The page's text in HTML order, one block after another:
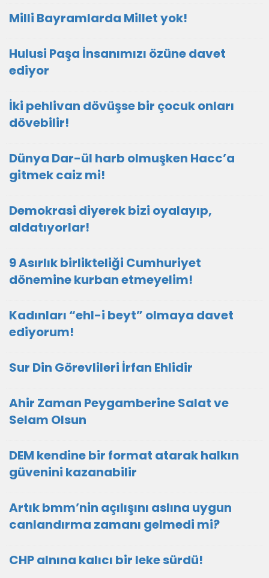
Milli Bayramlarda Millet yok!
Hulusi Paşa İnsanımızı özüne davet
ediyor
İki pehlivan dövüşse bir çocuk onları
dövebilir!
Dünya Dar-ül harb olmuşken Hacc’a
gitmek caiz mi!
Demokrasi diyerek bizi oyalayıp,
aldatıyorlar!
9 Asırlık birlikteliği Cumhuriyet
dönemine kurban etmeyelim!
Kadınları “ehl-i beyt” olmaya davet
ediyorum!
Sur Din Görevlileri İrfan Ehlidir
Ahir Zaman Peygamberine Salat ve
Selam Olsun
DEM kendine bir format atarak halkın
güvenini kazanabilir
Artık bmm’nin açılışını aslına uygun
canlandırma zamanı gelmedi mi?
CHP alnına kalıcı bir leke sürdü!